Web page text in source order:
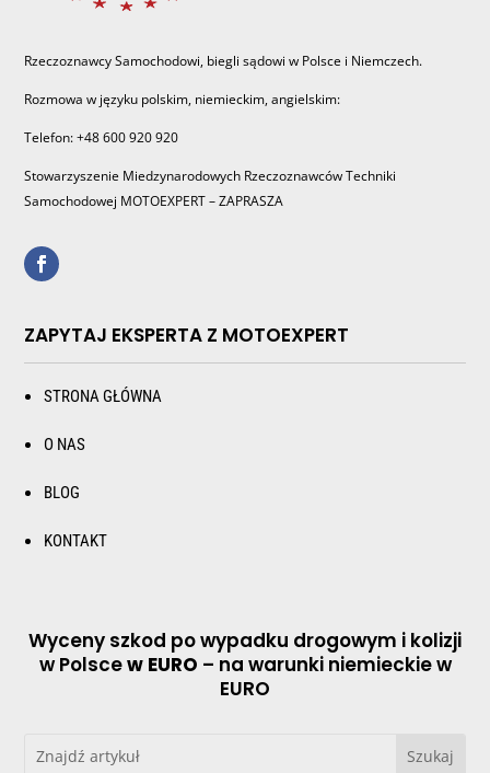
Rzeczoznawcy Samochodowi, biegli sądowi w Polsce i Niemczech.
Rozmowa w języku polskim, niemieckim, angielskim:
Telefon: +48 600 920 920
Stowarzyszenie Miedzynarodowych Rzeczoznawców Techniki
Samochodowej MOTOEXPERT – ZAPRASZA
ZAPYTAJ EKSPERTA Z MOTOEXPERT
STRONA GŁÓWNA
O NAS
BLOG
KONTAKT
Wyceny szkod po wypadku drogowym i kolizji
w Polscew EURO – na warunki niemieckie w
EURO